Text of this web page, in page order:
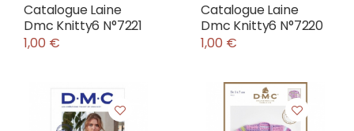
Catalogue Laine
Dmc Knitty6 N°7221
1,00 €
Catalogue Laine
Dmc Knitty6 N°7220
1,00 €